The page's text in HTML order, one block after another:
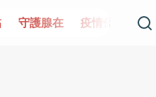
守護腺在 疫情保衛戰 再